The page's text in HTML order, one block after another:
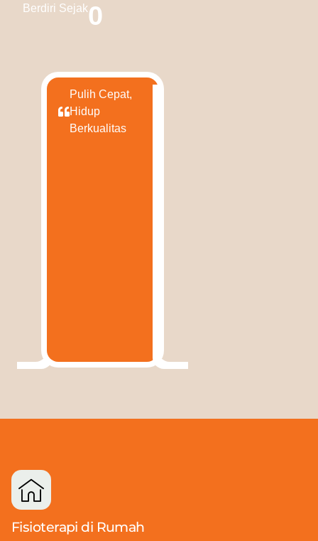
Berdiri Sejak0
Pulih Cepat,
Hidup
Berkualitas
Fisioterapi di Rumah